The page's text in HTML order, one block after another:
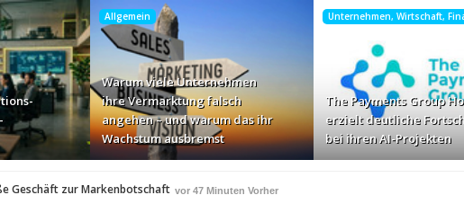
Allgemein
Warum viele Unternehmen
ihre Vermarktung falsch
angehen – und warum das ihr
Wachstum ausbremst
Unternehmen, Wirtschaft,
The Payments Group
erzielt deutliche
bei ihren AI-Projekten
Geschäft zur Markenbotschaft vor 47 Minuten Vorher